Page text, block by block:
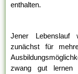
enthalten.
Jener Lebenslauf
zunächst für
zwang gut lernen